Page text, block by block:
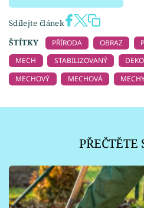
Sdílejte článek
ŠTÍTKY
PŘÍRODA OBRAZ
MECH
STABILIZOVANÝ
MECHOVÝ
MECHOVÁ
PŘEČTĚTE